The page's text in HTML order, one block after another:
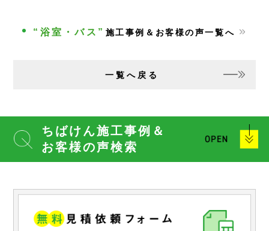
“浴室・バス” 施工事例＆お客様の声一覧へ
一覧へ戻る
ちばけん施工事例＆
お客様の声検索